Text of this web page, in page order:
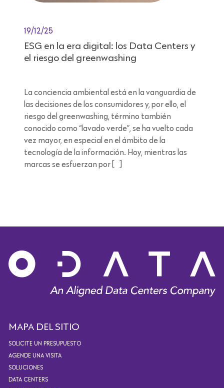
19/12/25
ESG en la era digital: los Data Centers y
el riesgo del greenwashing
La conciencia ambiental está en la vanguardia de
las decisiones de los consumidores y, por ello, el
riesgo del greenwashing, término también
conocido como “lavado verde”, se ha vuelto cada
vez mayor, en especial en el ámbito de la
tecnología de la información. Hoy, mientras las
marcas se esfuerzan por […]
MAPA DEL SITIO
SOLICITE UN PRESUPUESTO
AGENDE UNA VISITA
SOLUCIONES
DATA CENTERS